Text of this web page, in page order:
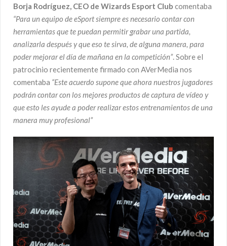
Borja Rodríguez, CEO de Wizards Esport Club comentaba
“Para un equipo de eSport siempre es necesario contar con
herramientas que te puedan permitir grabar una partida,
analizarla después y que eso te sirva, de alguna manera, para
poder mejorar el día de mañana en la competición”. Sobre el
patrocinio recientemente firmado con AVerMedia nos
comentaba “Este acuerdo supone que ahora nuestros jugadores
podrán contar con los mejores productos de captura de vídeo y
que esto les ayude a poder realizar estos entrenamientos de una
manera muy profesional”